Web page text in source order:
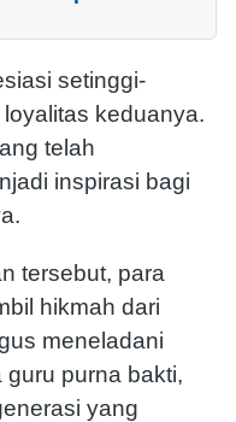
setinggi-
keduanya.
telah
inspirasi bagi
tersebut, para
hikmah dari
meneladani
purna bakti,
yang